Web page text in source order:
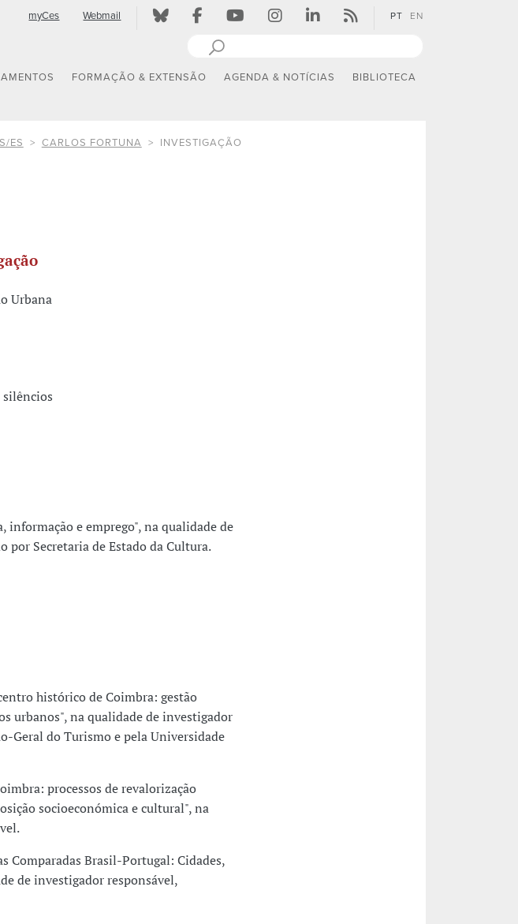
myCes Webmail PT EN
FORMAÇÃO & EXTENSÃO AGENDA & NOTÍCIAS BIBLIOTECA
ES CARLOS FORTUNA INVESTIGAÇÃO
Urbana
silêncios
e emprego", na qualidade de
Secretaria de Estado da Cultura.
histórico de Coimbra: gestão
urbanos", na qualidade de investigador
Geral do Turismo e pela Universidade
processos de revalorização
socioeconómica e cultural", na
Comparadas Brasil-Portugal: Cidades,
de investigador responsável,